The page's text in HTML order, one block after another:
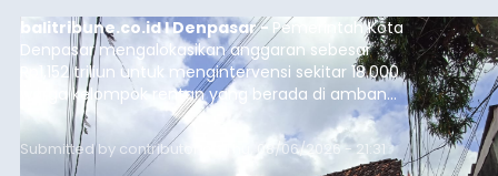
balitribune.co.id I Denpasar - Pemerintah Kota
Denpasar mengalokasikan anggaran sebesar
Rp1,152 triliun untuk mengintervensi sekitar 18.000
warga kelompok rentan yang berada di ambang
garis kemiskinan. Langkah strategis ini diambil
guna menjaga masyarakat yang berada pada
kelompok desil 5 dan 6 tersebut agar tidak
Submitted by contributor Thu, 08/06/2026 - 21:31